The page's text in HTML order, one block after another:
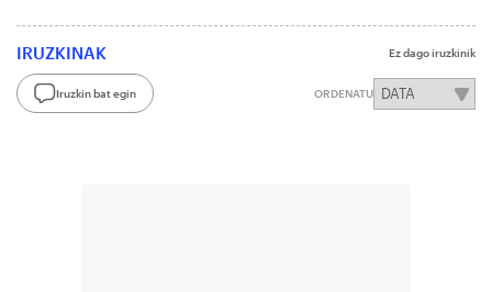
IRUZKINAK Ez dago iruzkinik
Iruzkin bat egin ORDENATU